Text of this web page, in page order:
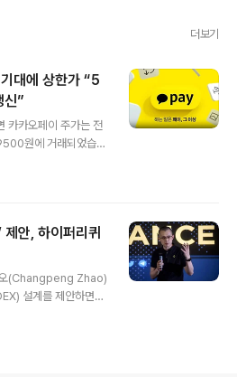
더보기
대에 상한가 “5
신”
카카오페이 주가는 전
원에 거래되었습니
을 견인한 결과로 분
다. 특히 결제 부문에
대출 중개 및 보험 판
코인 도입 기대감증권
스테이블코인 결제 시
화, 서비스 다양화, 글
대하고 있습니다.스
제안, 하이퍼리퀴
오(Changpeng Zhao)
설계를 제안하면서,
자오의 계획이 기